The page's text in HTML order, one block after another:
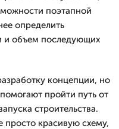
поэтапной
определить
и объем последующих
концепции, но
пройти путь от
строительства.
просто красивую схему,